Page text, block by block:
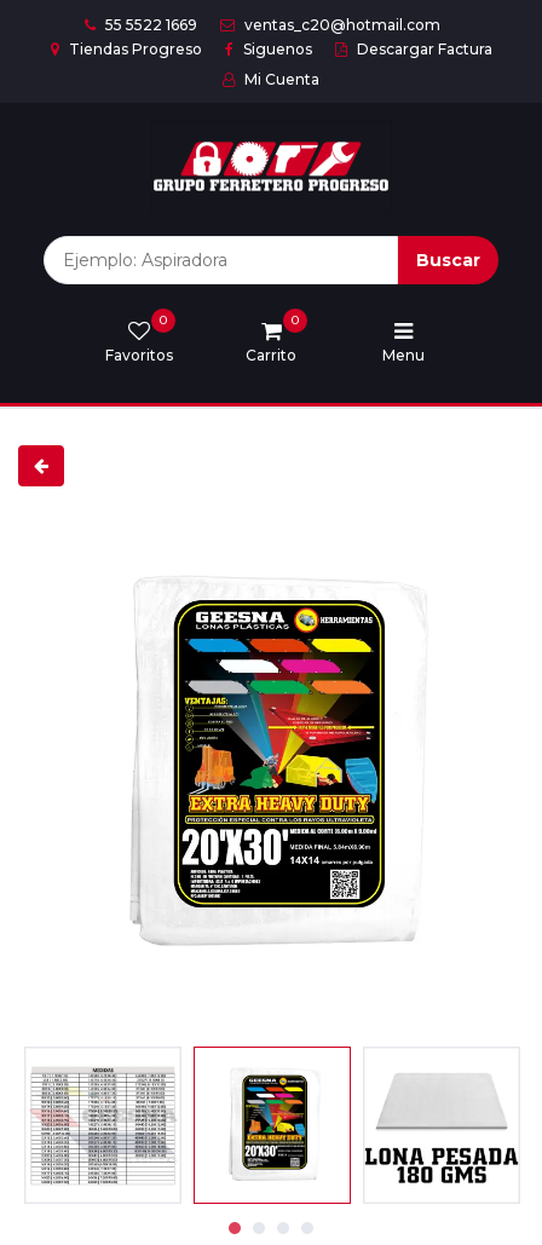
55 5522 1669
ventas_c20@hotmail.com
Tiendas Progreso
Siguenos
Descargar Factura
Mi Cuenta
Buscar
Favoritos
0
Carrito
0
Menu
Marcas
Descargar